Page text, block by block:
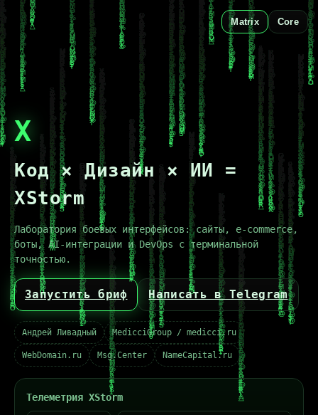
Matrix Core
X
Код × Дизайн × ИИ =
XStorm
Лаборатория боевых интерфейсов: сайты, e‑commerce,
боты, AI‑интеграции и DevOps с терминальной
точностью.
Запустить бриф Написать в Telegram
Андрей Ливадный MedicciGroup / medicci.ru
WebDomain.ru Msg.Center NameCapital.ru
Телеметрия XStorm